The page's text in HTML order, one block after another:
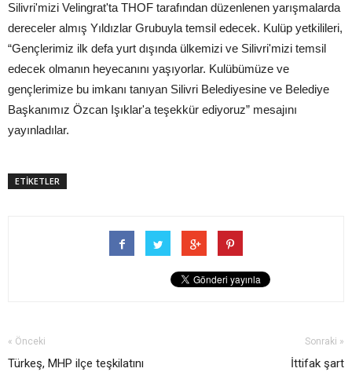
Silivri'mizi Velingrat'ta THOF tarafından düzenlenen yarışmalarda
dereceler almış Yıldızlar Grubuyla temsil edecek. Kulüp yetkilileri,
“Gençlerimiz ilk defa yurt dışında ülkemizi ve Silivri'mizi temsil
edecek olmanın heyecanını yaşıyorlar. Kulübümüze ve
gençlerimize bu imkanı tanıyan Silivri Belediyesine ve Belediye
Başkanımız Özcan Işıklar'a teşekkür ediyoruz” mesajını
yayınladılar.
ETİKETLER
« Önceki
Türkeş, MHP ilçe teşkilatını
Sonraki »
İttifak şart